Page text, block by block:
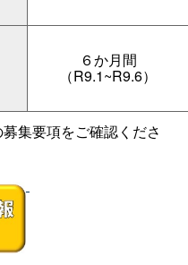
６か月間
（R9.1~R9.6）
集要項をご確認くださ